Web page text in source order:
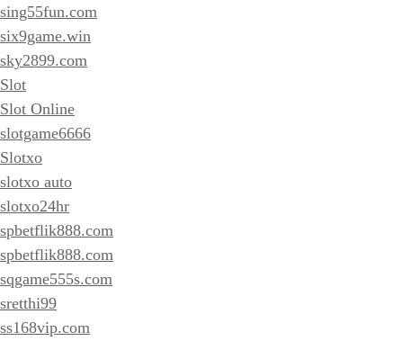
sing55fun.com
six9game.win
sky2899.com
Slot
Slot Online
slotgame6666
Slotxo
slotxo auto
slotxo24hr
spbetflik888.com
spbetflik888.com
sqgame555s.com
sretthi99
ss168vip.com